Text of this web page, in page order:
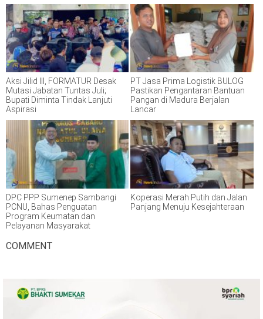
Aksi Jilid III, FORMATUR Desak
Mutasi Jabatan Tuntas Juli;
Bupati Diminta Tindak Lanjuti
Aspirasi
PT Jasa Prima Logistik BULOG
Pastikan Pengantaran Bantuan
Pangan di Madura Berjalan
Lancar
DPC PPP Sumenep Sambangi
PCNU, Bahas Penguatan
Program Keumatan dan
Pelayanan Masyarakat
Koperasi Merah Putih dan Jalan
Panjang Menuju Kesejahteraan
COMMENT